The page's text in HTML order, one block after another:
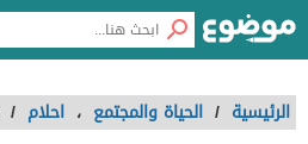
الرئيسية / الحياة والمجتمع ، احلام /